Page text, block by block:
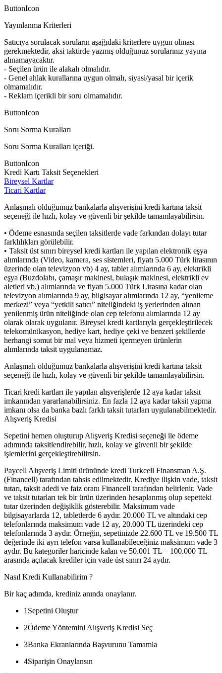
ButtonIcon
Yayınlanma Kriterleri
Satıcıya sorulacak soruların aşağıdaki kriterlere uygun olması
gerekmektedir, aksi taktirde yazmış olduğunuz sorularınız yayına
alınamayacaktır.
- Seçilen ürün ile alakalı olmalıdır.
- Genel ahlak kurallarına uygun olmalı, siyasi/yasal bir içerik
olmamalıdır.
- Reklam içerikli bir soru olmamalıdır.
ButtonIcon
Soru Sorma Kuralları
Soru Sorma Kuralları içeriği.
ButtonIcon
Kredi Kartı Taksit Seçenekleri
Bireysel Kartlar
Ticari Kartlar
Anlaşmalı olduğumuz bankalarla alışverişini kredi kartına taksit
seçeneği ile hızlı, kolay ve güvenli bir şekilde tamamlayabilirsin.
• Ödeme esnasında seçilen taksitlerde vade farkından dolayı tutar
farklılıkları görülebilir.
• Taksit üst sınırı bireysel kredi kartları ile yapılan elektronik eşya
alımlarında (Video, kamera, ses sistemleri, fiyatı 5.000 Türk lirasının
üzerinde olan televizyon vb) 4 ay, tablet alımlarında 6 ay, elektrikli
eşya (Buzdolabı, çamaşır makinesi, bulaşık makinesi, elektrikli ev
aletleri vb.) alımlarında ve fiyatı 5.000 Türk Lirasına kadar olan
televizyon alımlarında 9 ay, bilgisayar alımlarında 12 ay, “yenileme
merkezi” veya “yetkili satıcı” niteliğindeki iş yerlerinden alınan
yenilenmiş ürün niteliğinde olan cep telefonu alımlarında 12 ay
olarak olarak uygulanır. Bireysel kredi kartlarıyla gerçekleştirilecek
telekomünikasyon, hediye kart, hediye çeki ve benzeri şekillerde
herhangi somut bir mal veya hizmeti içermeyen ürünlerin
alımlarında taksit uygulanamaz.
Anlaşmalı olduğumuz bankalarla alışverişini kredi kartına taksit
seçeneği ile hızlı, kolay ve güvenli bir şekilde tamamlayabilirsin.
Ticari kredi kartları ile yapılan alışverişlerde 12 aya kadar taksit
imkanından yararlanabilirsiniz. En fazla 12 aya kadar taksit yapma
imkanı olsa da banka bazlı farklı taksit tutarları uygulanabilmektedir.
Alışveriş Kredisi
Sepetini hemen oluşturup Alışveriş Kredisi seçeneği ile ödeme
adımında taksitlendirebilir, hızlı, kolay ve güvenli bir şekilde
işlemlerini gerçekleştirebilirsin.
Paycell Alışveriş Limiti ürününde kredi Turkcell Finansman A.Ş.
(Financell) tarafından tahsis edilmektedir. Krediye ilişkin vade, taksit
tutarı, taksit adedi ve faiz oranı Financell tarafından belirlenir. Vade
ve taksit tutarları tek bir ürün üzerinden hesaplanmış olup sepetteki
tutar üzerinden değişiklik gösterebilir. Maksimum vade
bilgisayarlarda 12, tabletlerde 6 aydır. 20.000 TL ve altındaki cep
telefonlarında maksimum vade 12 ay, 20.000 TL üzerindeki cep
telefonlarında 3 aydır. Örneğin, sepetinizde 22.600 TL ve 19.500 TL
değerinde iki ayrı telefon varsa kullanabileceğiniz maksimum vade 3
aydır. Bu kategoriler haricinde kalan ve 50.001 TL – 100.000 TL
arasında açılacak krediler için vade üst sınırı 24 aydır.
Nasıl Kredi Kullanabilirim ?
Bir kaç adımda, krediniz anında onaylanır.
1 Sepetini Oluştur
2Ödeme Yöntemini Alışveriş Kredisi Seç
3Banka Ekranlarında Başvurunu Tamamla
4Siparişin Onaylansın